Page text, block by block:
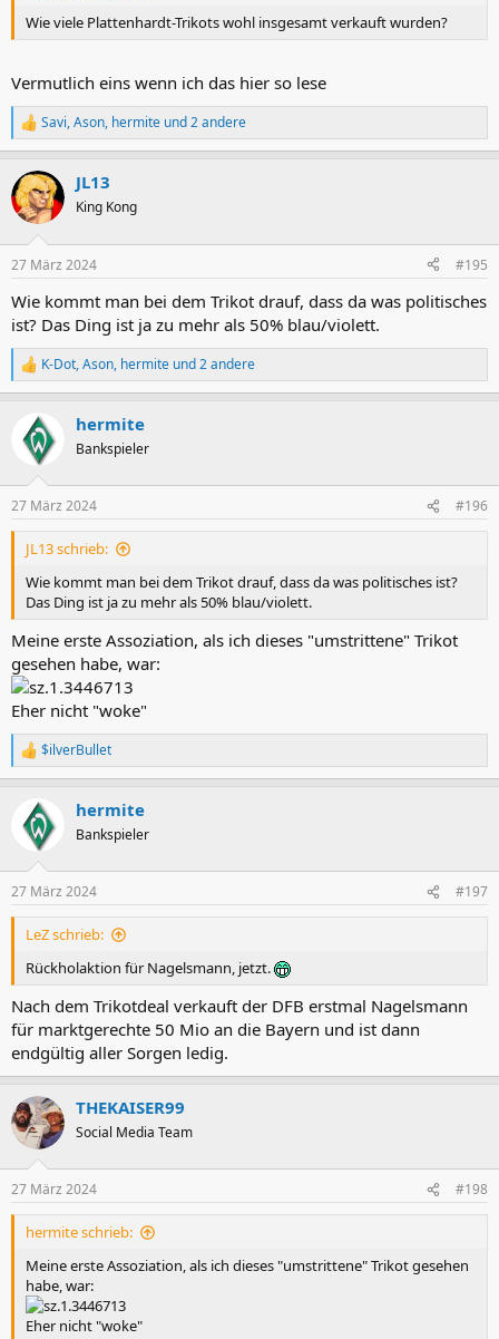
Wie viele Plattenhardt-Trikots wohl insgesamt verkauft wurden?
Vermutlich eins wenn ich das hier so lese
R
e
k
t
i
e
:
Savi,Ason, hermite und 2 andere
JL13
King Kong
27 März 2024 #195
Wie kommt man bei dem Trikot drauf, dass da was politisches
ist? Das Ding ist ja zu mehr als 50% blau/violett.
R
e
t
n
e
n
K-Dot,Ason, hermite und 2 andere
hermite
Bankspieler
27 März 2024 #196
JL13 schrieb:
Wie kommt man bei dem Trikot drauf, dass da was politisches ist?
Das Ding ist ja zu mehr als 50% blau/violett.
Meine erste Assoziation, als ich dieses "umstrittene" Trikot
gesehen habe, war:
Eher nicht "woke"
R
e
t
n
e
n
$ilverBullet
hermite
Bankspieler
27 März 2024 #197
LeZ schrieb:
Rückholaktion für Nagelsmann, jetzt.
Nach dem Trikotdeal verkauft der DFB erstmal Nagelsmann
für marktgerechte 50 Mio an die Bayern und ist dann
endgültig aller Sorgen ledig.
THEKAISER99
Social Media Team
27 März 2024 #198
hermite schrieb:
Meine erste Assoziation, als ich dieses "umstrittene" Trikot gesehen
habe, war:
Eher nicht "woke"